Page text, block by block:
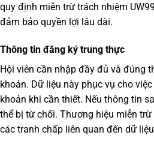
quy định miễn trừ trách nhiệm UW99
đảm bảo quyền lợi lâu dài.
Thông tin đăng ký trung thực
Hội viên cần nhập đầy đủ và đúng
khoản. Dữ liệu này phục vụ cho
khoản khi cần thiết. Nếu thông tin
thể bị từ chối. Thương hiệu miễn trừ
các tranh chấp liên quan đến dữ